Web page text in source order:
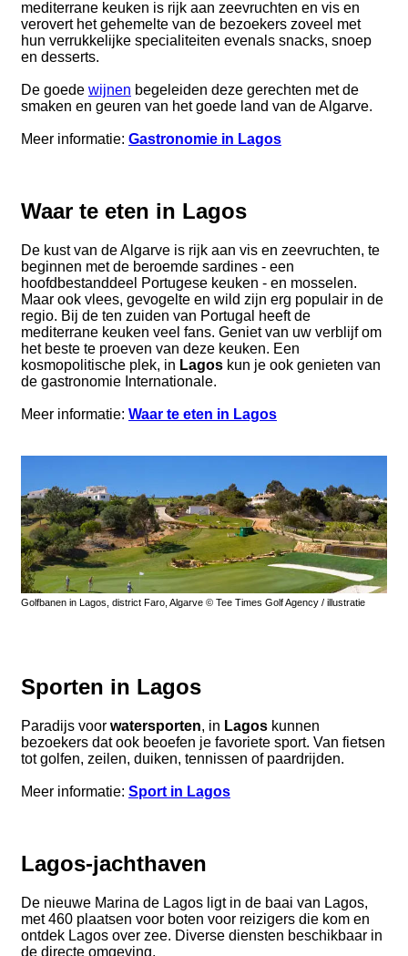
mediterrane keuken is rijk aan zeevruchten en vis en
verovert het gehemelte van de bezoekers zoveel met
hun verrukkelijke specialiteiten evenals snacks, snoep
en desserts.
De goede wijnen begeleiden deze gerechten met de
smaken en geuren van het goede land van de Algarve.
Meer informatie: Gastronomie in Lagos
Waar te eten in Lagos
De kust van de Algarve is rijk aan vis en zeevruchten, te
beginnen met de beroemde sardines - een
hoofdbestanddeel Portugese keuken - en mosselen.
Maar ook vlees, gevogelte en wild zijn erg populair in de
regio. Bij de ten zuiden van Portugal heeft de
mediterrane keuken veel fans. Geniet van uw verblijf om
het beste te proeven van deze keuken. Een
kosmopolitische plek, in Lagos kun je ook genieten van
de gastronomie Internationale.
Meer informatie: Waar te eten in Lagos
Golfbanen in Lagos, district Faro, Algarve © Tee Times Golf Agency / illustratie
Sporten in Lagos
Paradijs voor watersporten, in Lagos kunnen
bezoekers dat ook beoefen je favoriete sport. Van fietsen
tot golfen, zeilen, duiken, tennissen of paardrijden.
Meer informatie: Sport in Lagos
Lagos-jachthaven
De nieuwe Marina de Lagos ligt in de baai van Lagos,
met 460 plaatsen voor boten voor reizigers die kom en
ontdek Lagos over zee. Diverse diensten beschikbaar in
de directe omgeving.